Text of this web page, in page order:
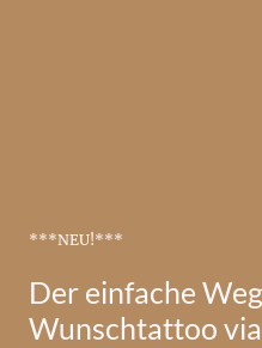
***NEU!***
Der einfache
Wunschtattoo